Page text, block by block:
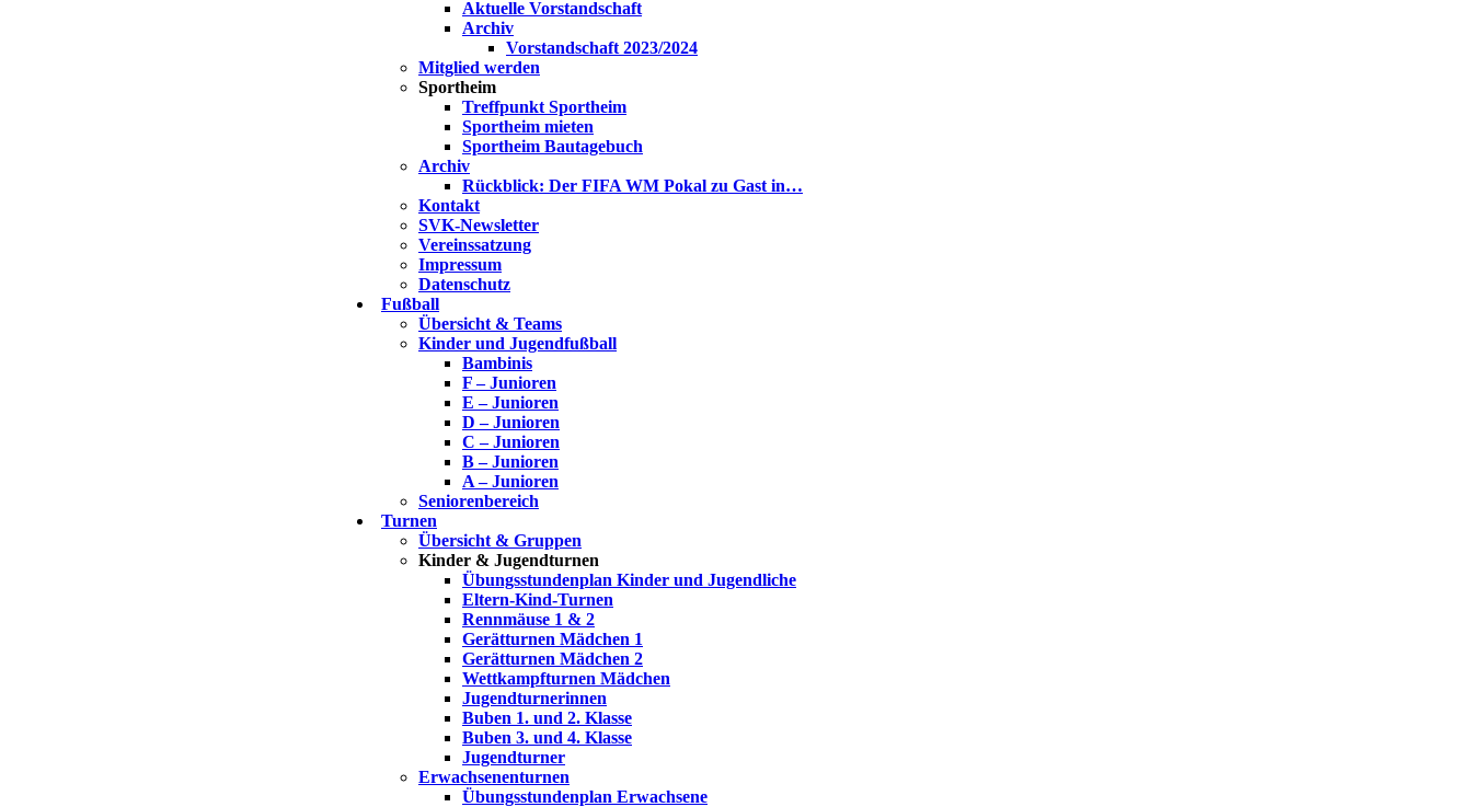
Aktuelle Vorstandschaft
Archiv
Vorstandschaft 2023/2024
Mitglied werden
Sportheim
Treffpunkt Sportheim
Sportheim mieten
Sportheim Bautagebuch
Archiv
Rückblick: Der FIFA WM Pokal zu Gast in…
Kontakt
SVK-Newsletter
Vereinssatzung
Impressum
Datenschutz
Fußball
Übersicht & Teams
Kinder und Jugendfußball
Bambinis
F – Junioren
E – Junioren
D – Junioren
C – Junioren
B – Junioren
A – Junioren
Seniorenbereich
Turnen
Übersicht & Gruppen
Kinder & Jugendturnen
Übungsstundenplan Kinder und Jugendliche
Eltern-Kind-Turnen
Rennmäuse 1 & 2
Gerätturnen Mädchen 1
Gerätturnen Mädchen 2
Wettkampfturnen Mädchen
Jugendturnerinnen
Buben 1. und 2. Klasse
Buben 3. und 4. Klasse
Jugendturner
Erwachsenenturnen
Übungsstundenplan Erwachsene